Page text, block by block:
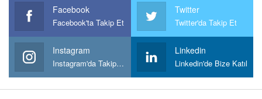
Facebook
Facebook'ta Takip Et
Twitter
Twitter'da Takip Et
Instagram
Instagram'da Takipt Et
Linkedin
Linkedin'de Bize Katıl